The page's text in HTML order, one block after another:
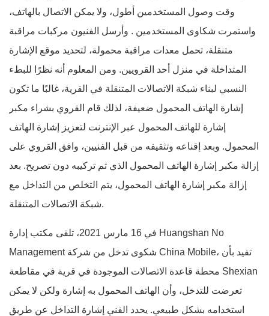
وقت وصول المستخدمين أطول، ولا يمكن الاتصال بالهاتف،
واستمرت شكاوى المستخدمين . وأرسل الفنيون مركبات مراقبة
متنقلة، تحمل معدات مراقبة محمولة، لتحديد موقع الإشارة
المتداخلة في منزل أحد القرويين. ومن المعلوم أنه نظرًا للبطء
النسبي لبناء شبكة الاتصالات المتنقلة في القرية، غالبًا ما تكون
إشارة الهاتف المحمول ضعيفة، لذلك قام القروي بشراء مكبر
إشارة للهاتف المحمول عبر الإنترنت لتعزيز إشارة الهاتف
المحمول. وبعد إقناعه وتثقيفه من قبل الفنيين، وافق القروي على
إزالة مكبر إشارة الهاتف المحمول الذي تم تركيبه دون تصريح. بعد
إزالة مكبر إشارة الهاتف المحمول، يتم التخلص من التداخل مع
شبكة الاتصالات المتنقلة.
في 16 مارس 2021، تلقى مكتب إدارة Huangshan No
Management شكوى تدخل من شركة China Mobile، تفيد بأن
محطة قاعدة الاتصالات الموجودة في قرية في مقاطعة Shexian
تعرضت للتدخل، وأن الهاتف المحمول به إشارة ولكن لا يمكن
استخدامه بشكل طبيعي. يحدد الفني إشارة التداخل عن طريق